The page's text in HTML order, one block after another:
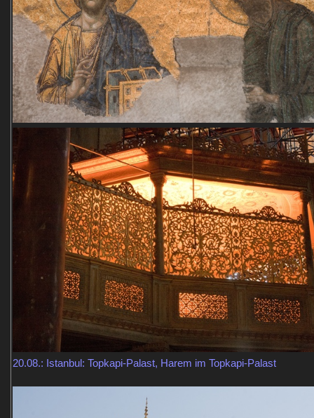
20.08.: Istanbul: Topkapi-Palast, Harem im Topkapi-Palast